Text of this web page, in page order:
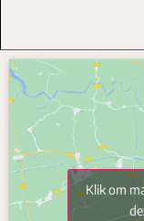
Klik om